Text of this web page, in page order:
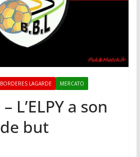
LAGARDE MERCATO
L’ELPY a son
but